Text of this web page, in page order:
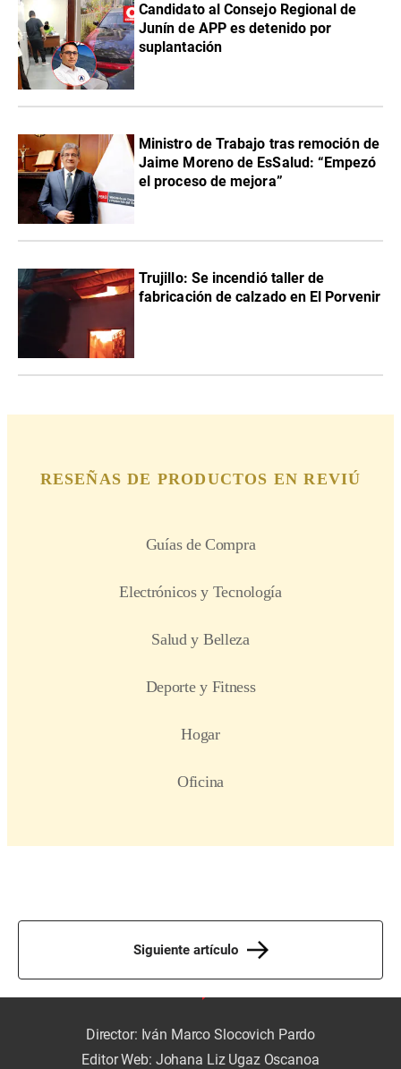
Candidato al Consejo Regional de
Junín de APP es detenido por
suplantación
Ministro de Trabajo tras remoción de
Jaime Moreno de EsSalud: “Empezó
el proceso de mejora”
Trujillo: Se incendió taller de
fabricación de calzado en El Porvenir
Siguiente artículo
Director: Iván Marco Slocovich Pardo
Editor Web: Johana Liz Ugaz Oscanoa